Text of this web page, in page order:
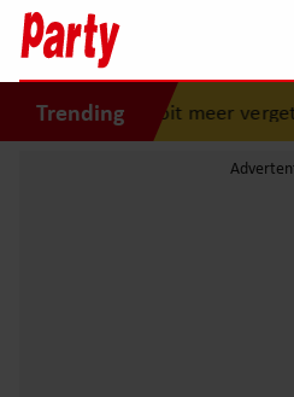
Trending
meer vergeten aan zijn